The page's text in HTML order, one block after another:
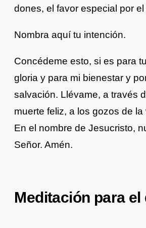
dones, el favor especial por
Nombra aquí tu intención.
Concédeme esto, si es para
gloria y para mi bienestar y
salvación. Llévame, a través
muerte feliz, a los gozos de la
En el nombre de Jesucristo,
Señor. Amén.
Meditación para el